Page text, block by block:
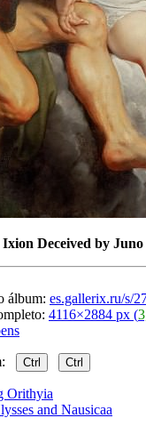
Ixion Deceived by Juno
álbum: es.gallerix.ru/s/
4116×2884 px (
Ctrl Ctrl